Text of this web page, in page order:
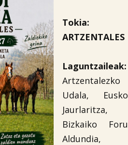
Tokia:
ARTZENTALES
Laguntzaileak:
Artzentalezko
Udala, Eusko
Jaurlaritza,
Bizkaiko Foru
Aldundia,